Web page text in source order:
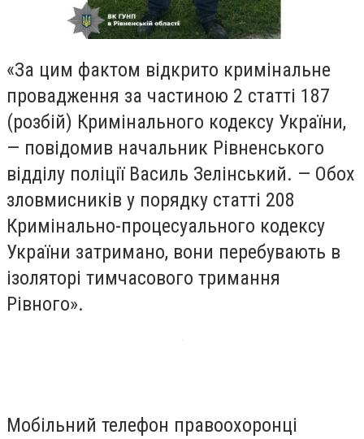
«За цим фактом відкрито кримінальне
провадження за частиною 2 статті 187
(розбій) Кримінального кодексу України,
— повідомив начальник Рівненського
відділу поліції Василь Зелінський. — Обох
зловмисників у порядку статті 208
Кримінально-процесуального кодексу
України затримано, вони перебувають в
ізоляторі тимчасового тримання
Рівного».
Мобільний телефон правоохоронці